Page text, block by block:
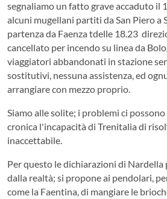
segnaliamo un fatto grave accaduto il
alcuni mugellani partiti da San Piero a
partenza da Faenza tdelle 18.23
cancellato per incendo su linea da
viaggiatori abbandonati in stazione
sostitutivi, nessuna assistenza, ed
arrangiare con mezzo proprio.
Siamo alle solite; i problemi ci possono
cronica l'incapacità di Trenitalia di
inaccettabile.
Per questo le dichiarazioni di
dalla realtà; si propone ai pendolari,
come la Faentina, di mangiare le